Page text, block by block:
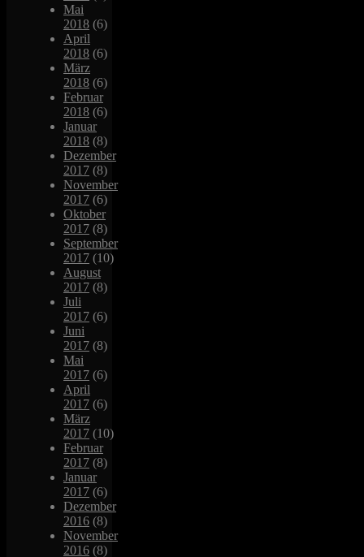
Mai
2018 (6)
April
2018 (6)
März
2018 (6)
Februar
2018 (6)
Januar
2018 (8)
Dezember
2017 (8)
November
2017 (6)
Oktober
2017 (8)
September
2017 (10)
August
2017 (8)
Juli
2017 (6)
Juni
2017 (8)
Mai
2017 (6)
April
2017 (6)
März
2017 (10)
Februar
2017 (8)
Januar
2017 (6)
Dezember
2016 (8)
November
2016 (8)